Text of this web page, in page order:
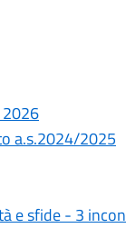
2026
a.s.2024/2025
e sfide - 3